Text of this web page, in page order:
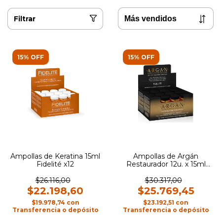
Filtrar
15% OFF
Ampollas de Keratina 15ml
Fidelité x12
$26.116,00
$22.198,60
$19.978,74 con
Transferencia o depósito
15% OFF
Ampollas de Argán
Restaurador 12u. x 15ml
$30.317,00
$25.769,45
$23.192,51 con
Transferencia o depósito